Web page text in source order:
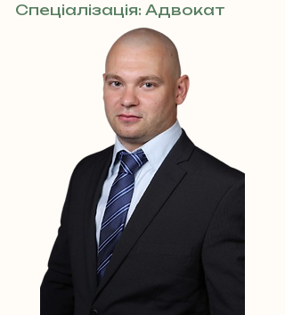
Спеціалізація: Адвокат